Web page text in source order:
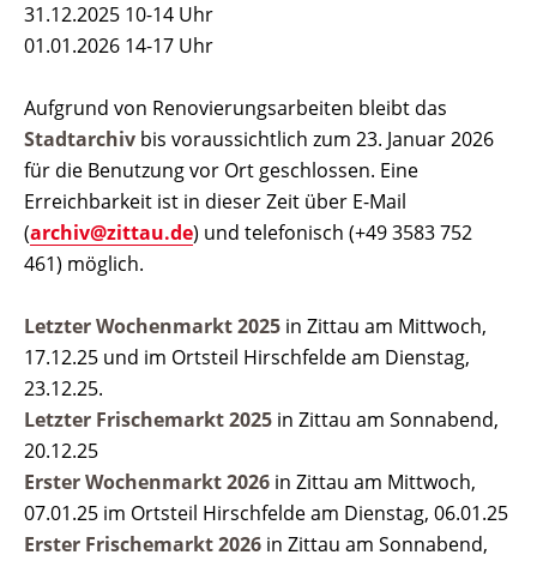
31.12.2025 10-14 Uhr
01.01.2026 14-17 Uhr
Aufgrund von Renovierungsarbeiten bleibt das
Stadtarchiv bis voraussichtlich zum 23. Januar 2026
für die Benutzung vor Ort geschlossen. Eine
Erreichbarkeit ist in dieser Zeit über E-Mail
(archiv@zittau.de) und telefonisch (+49 3583 752
461) möglich.
Letzter Wochenmarkt 2025 in Zittau am Mittwoch,
17.12.25 und im Ortsteil Hirschfelde am Dienstag,
23.12.25.
Letzter Frischemarkt 2025 in Zittau am Sonnabend,
20.12.25
Erster Wochenmarkt 2026 in Zittau am Mittwoch,
07.01.25 im Ortsteil Hirschfelde am Dienstag, 06.01.25
Erster Frischemarkt 2026 in Zittau am Sonnabend,